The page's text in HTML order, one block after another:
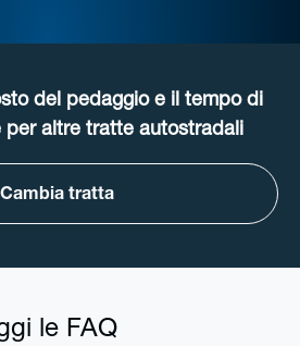
del pedaggio e il tempo di
per altre tratte autostradali
Cambia tratta
le FAQ